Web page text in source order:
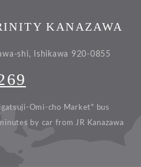
KANAZAWA
shi, Ishikawa 920-0855
Omi-cho Market" bus
by car from JR Kanazawa